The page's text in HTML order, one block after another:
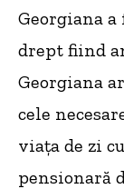
Georgiana
drept fiind
Georgiana
cele
viața de zi
pensionară